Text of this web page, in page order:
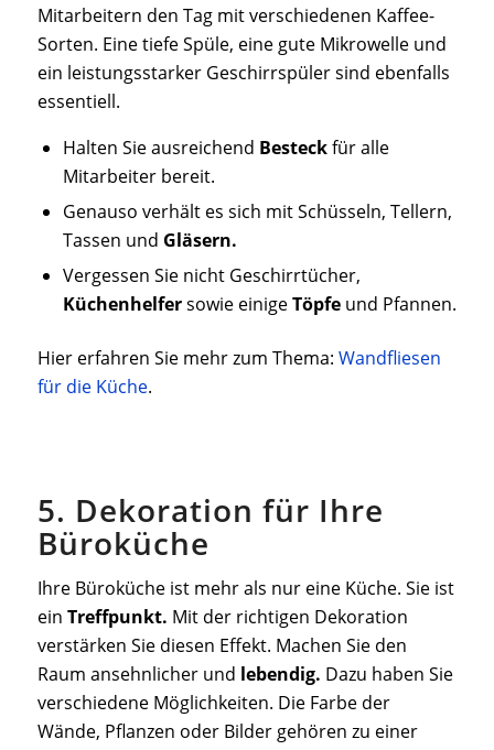
Mitarbeitern den Tag mit verschiedenen Kaffee-
Sorten. Eine tiefe Spüle, eine gute Mikrowelle und
ein leistungsstarker Geschirrspüler sind ebenfalls
essentiell.
Halten Sie ausreichend Besteckfür alle
Mitarbeiter bereit.
Genauso verhält es sich mit Schüsseln, Tellern,
Tassen und Gläsern.
Vergessen Sie nicht Geschirrtücher,
Küchenhelfersowie einigeTöpfeund Pfannen.
Hier erfahren Sie mehr zum Thema: Wandfliesen
für die Küche.
5. Dekoration für Ihre
Büroküche
Ihre Büroküche ist mehr als nur eine Küche. Sie ist
ein Treffpunkt. Mit der richtigen Dekoration
verstärken Sie diesen Effekt. Machen Sie den
Raum ansehnlicher und lebendig. Dazu haben Sie
verschiedene Möglichkeiten. Die Farbe der
Wände, Pflanzen oder Bilder gehören zu einer